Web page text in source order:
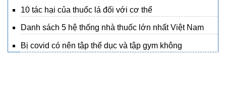
10 tác hại của thuốc lá đối với cơ thể
Danh sách 5 hệ thống nhà thuốc lớn nhất Việt Nam
Bị covid có nên tập thể dục và tập gym không